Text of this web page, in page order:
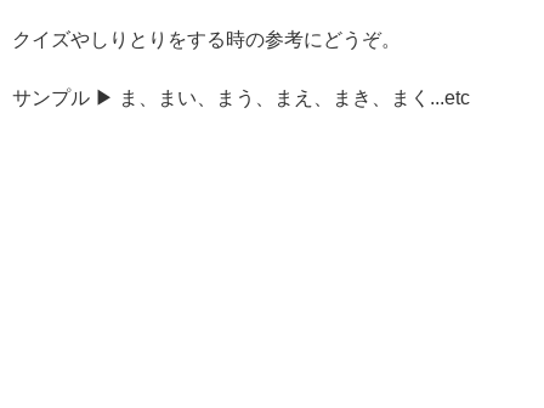
クイズやしりとりをする時の参考にどうぞ。
サンプル ▶ ま、まい、まう、まえ、まき、まく...etc